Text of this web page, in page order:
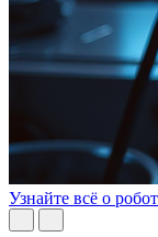
Узнайте всё о